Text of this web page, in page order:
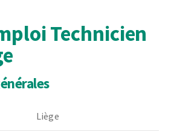
Technicien
Liège